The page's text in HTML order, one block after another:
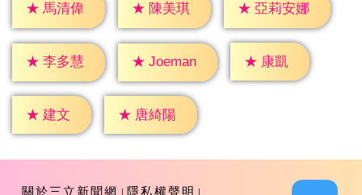
★ 馬清偉 ★ 陳美琪 ★ 亞莉安娜
★ 李多慧 ★ Joeman ★ 康凱
★ 建文 ★ 唐綺陽
關於三立新聞網 隱私權聲明